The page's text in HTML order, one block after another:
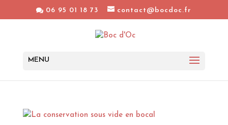
06 95 01 18 73 contact@bocdoc.fr